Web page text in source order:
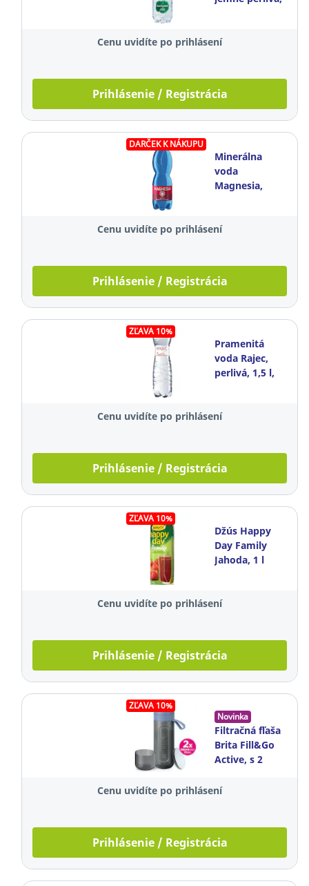
Cenu uvidíte po prihlásení
Prihlásenie / Registrácia
DARČEK K NÁKUPU
Minerálna
voda
Magnesia,
kusov
Cenu uvidíte po prihlásení
Prihlásenie / Registrácia
ZĽAVA 10%
Pramenitá
voda Rajec,
perlivá, 1,5 l,
Cenu uvidíte po prihlásení
Prihlásenie / Registrácia
ZĽAVA 10%
Džús Happy
Day Family
Jahoda, 1 l
Cenu uvidíte po prihlásení
Prihlásenie / Registrácia
ZĽAVA 10%
Novinka
Filtračná fľaša
Brita Fill&Go
Active, s 2
MicroDisc, 0,6
Cenu uvidíte po prihlásení
Prihlásenie / Registrácia